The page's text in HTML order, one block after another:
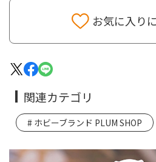
お気に入り
関連カテゴリ
ホビーブランド PLUM SHOP